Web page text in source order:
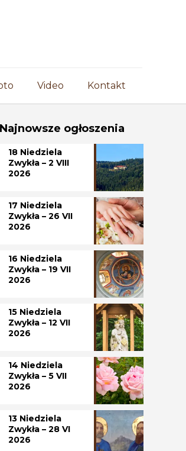
Video Kontakt
Najnowsze ogłoszenia
18 Niedziela
Zwykła – 2 VIII
2026
17 Niedziela
Zwykła – 26 VII
2026
16 Niedziela
Zwykła – 19 VII
2026
15 Niedziela
Zwykła – 12 VII
2026
14 Niedziela
Zwykła – 5 VII
2026
13 Niedziela
Zwykła – 28 VI
2026